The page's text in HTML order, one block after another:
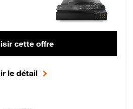
cette offre
le détail